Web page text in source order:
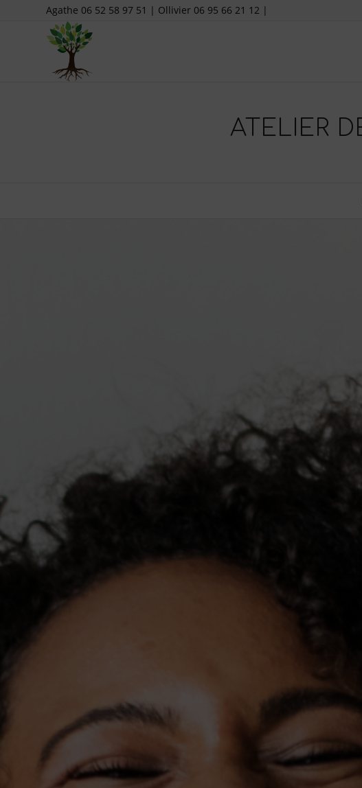
Agathe 06 52 58 97 51 | Ollivier 06 95 66 21 12 |
ATELIER